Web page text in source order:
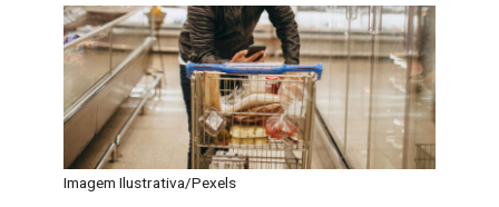
Imagem Ilustrativa/Pexels